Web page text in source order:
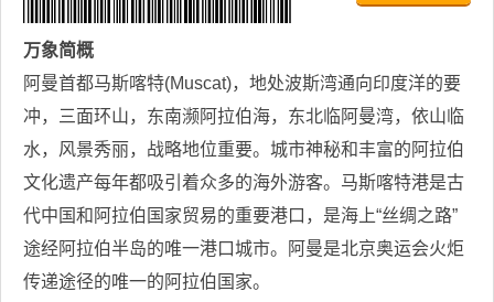
万象简概
阿曼首都马斯喀特(Muscat)，地处波斯湾通向印度洋的要
冲，三面环山，东南濒阿拉伯海，东北临阿曼湾，依山临
水，风景秀丽，战略地位重要。城市神秘和丰富的阿拉伯
文化遗产每年都吸引着众多的海外游客。马斯喀特港是古
代中国和阿拉伯国家贸易的重要港口，是海上“丝绸之路”
途经阿拉伯半岛的唯一港口城市。阿曼是北京奥运会火炬
传递途径的唯一的阿拉伯国家。